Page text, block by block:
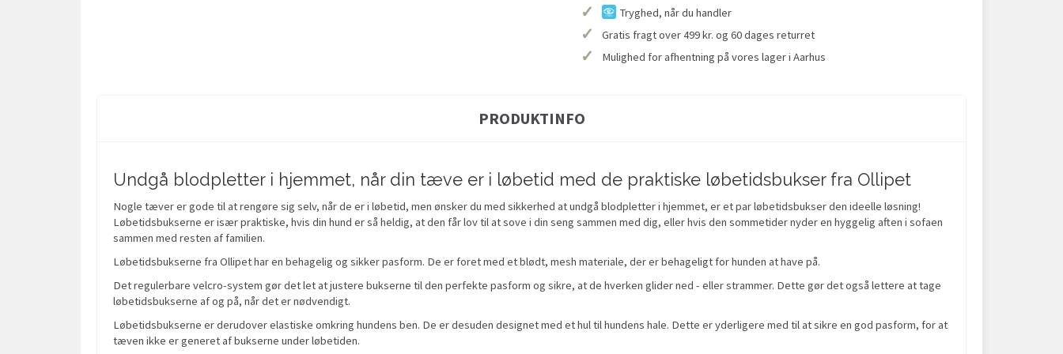
✓ Tryghed, når du handler
✓ Gratis fragt over 499 kr. og 60 dages returret
✓ Mulighed for afhentning på vores lager i Aarhus
PRODUKTINFO
Undgå blodpletter i hjemmet, når din tæve er i løbetid med de praktiske løbetidsbukser fra Ollipet
Nogle tæver er gode til at rengøre sig selv, når de er i løbetid, men ønsker du med sikkerhed at undgå blodpletter i hjemmet, er et par løbetidsbukser den ideelle løsning!
Løbetidsbukserne er især praktiske, hvis din hund er så heldig, at den får lov til at sove i din seng sammen med dig, eller hvis den sommetider nyder en hyggelig aften i sofaen
sammen med resten af familien.
Løbetidsbukserne fra Ollipet har en behagelig og sikker pasform. De er foret med et blødt, mesh materiale, der er behageligt for hunden at have på.
Det regulerbare velcro-system gør det let at justere bukserne til den perfekte pasform og sikre, at de hverken glider ned - eller strammer. Dette gør det også lettere at tage
løbetidsbukserne af og på, når det er nødvendigt.
Løbetidsbukserne er derudover elastiske omkring hundens ben. De er desuden designet med et hul til hundens hale. Dette er yderligere med til at sikre en god pasform, for at
tæven ikke er generet af bukserne under løbetiden.